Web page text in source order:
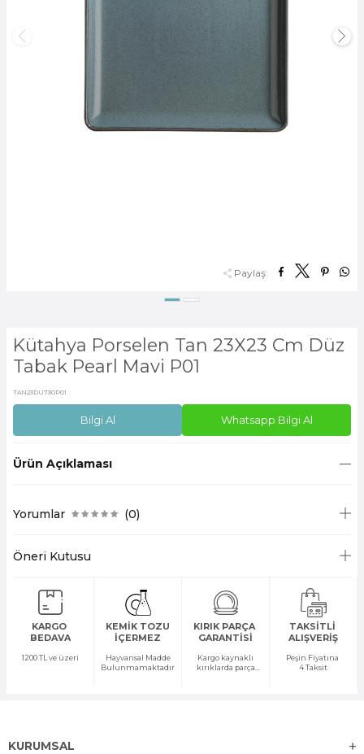
Paylaş:
Kütahya Porselen Tan 23X23 Cm Düz
Tabak Pearl Mavi P01
TAN23DU730P01
Bilgi Al Whatsapp Bilgi Al
Ürün Açıklaması
Yorumlar (0)
Öneri Kutusu
KARGO
BEDAVA
1200 TL ve üzeri
KEMİK TOZU
İÇERMEZ
Hayvansal Madde
Bulunmamaktadır
KIRIK PARÇA
GARANTİSİ
Kargo kaynaklı
kırıklarda parça
TAKSİTLİ
ALIŞVERİŞ
Peşin Fiyatına
4 Taksit
KURUMSAL